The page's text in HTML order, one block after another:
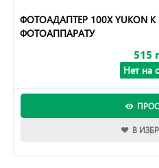
ФОТОАДАПТЕР 100Х YUKON
ФОТОАППАРАТУ
515
Нет на
В